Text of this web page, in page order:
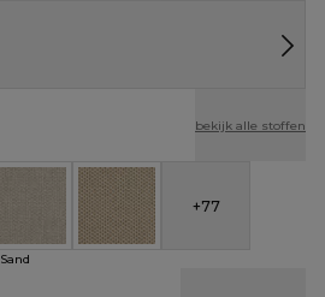
bekijk alle stoffen
Sand
Cosytica - Althea Off White
All Weather Cosytica - Althea Chalk
All Weather Cosytica - Althea
+77